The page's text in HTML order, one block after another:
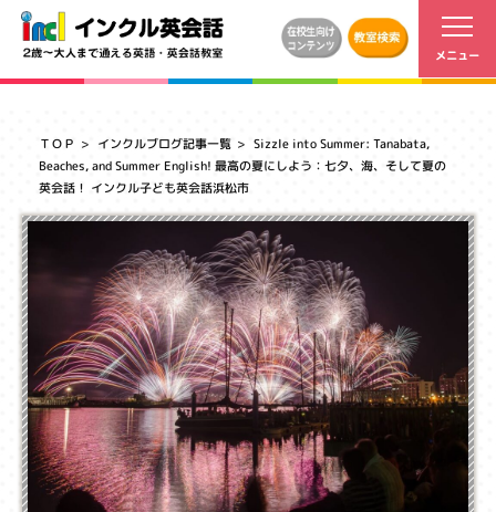
ＴＯＰ インクルブログ記事一覧 Sizzle into Summer: Tanabata,
Beaches, and Summer English! 最高の夏にしよう：七夕、海、そして夏の
英会話！ インクル子ども英会話浜松市